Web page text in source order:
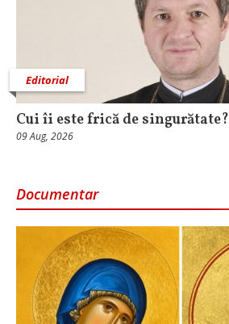
Editorial
Cui îi este frică de singurătate?
09 Aug, 2026
Documentar